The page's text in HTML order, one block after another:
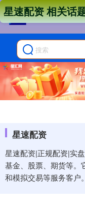
星速配资
星速配资|正规配资|实
基金、股票、期货等。
和模拟交易等服务客户。
星速配资 相关话